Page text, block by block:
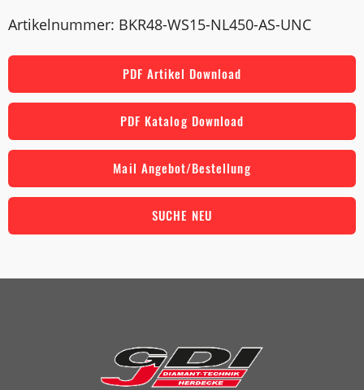
Artikelnummer: BKR48-WS15-NL450-AS-UNC
PDF Artikel Download
PDF Katalog Download
Mail Angebot/Bestellung
SUCHE NEU